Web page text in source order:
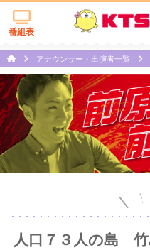
番組表
アナウンサー・出演者一覧
人口７３人の島